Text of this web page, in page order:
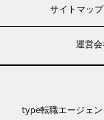
サイトマップ
運営
type転職エージェン